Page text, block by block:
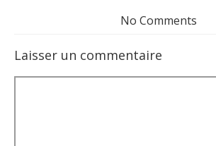
No Comments
Laisser un commentaire